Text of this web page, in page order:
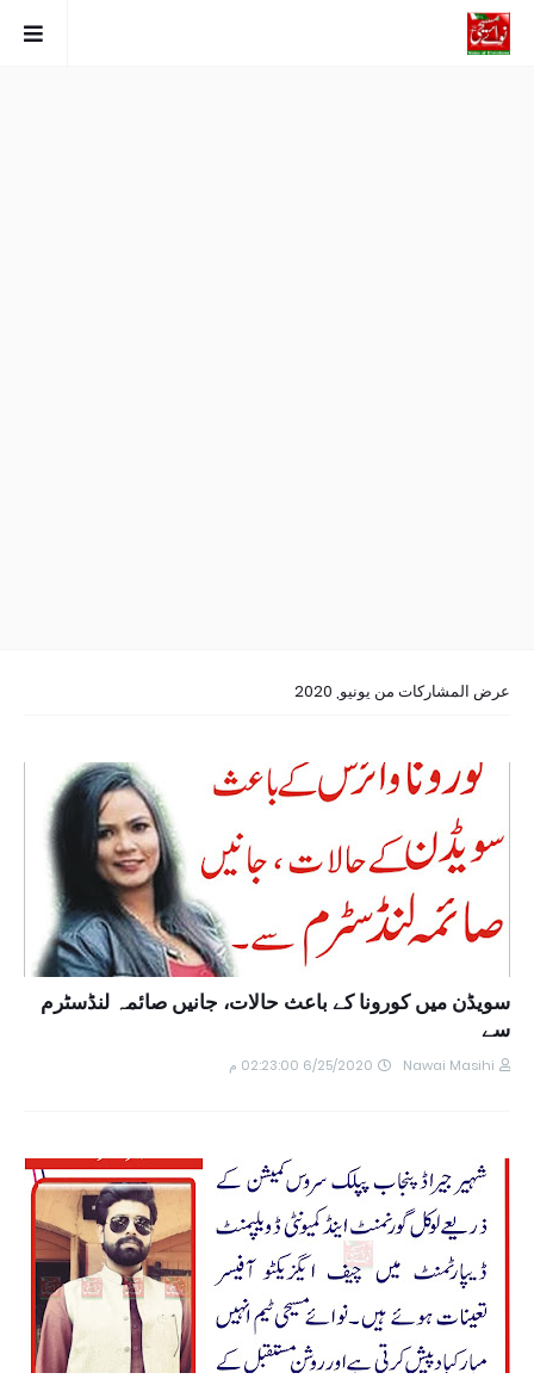
عرض المشاركات من يونيو, 2020
سویڈن میں کورونا کے باعث حالات، جانیں صائمہ لنڈسٹرم
سے
Nawai Masihi 6/25/2020 02:23:00 م